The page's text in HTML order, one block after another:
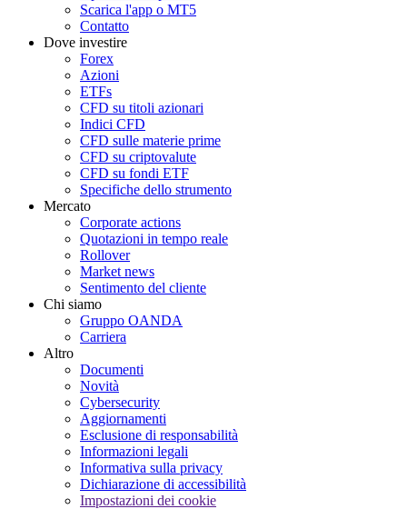
Scarica l'app o MT5
Contatto
Dove investire
Forex
Azioni
ETFs
CFD su titoli azionari
Indici CFD
CFD sulle materie prime
CFD su criptovalute
CFD su fondi ETF
Specifiche dello strumento
Mercato
Corporate actions
Quotazioni in tempo reale
Rollover
Market news
Sentimento del cliente
Chi siamo
Gruppo OANDA
Carriera
Altro
Documenti
Novità
Cybersecurity
Aggiornamenti
Esclusione di responsabilità
Informazioni legali
Informativa sulla privacy
Dichiarazione di accessibilità
Impostazioni dei cookie